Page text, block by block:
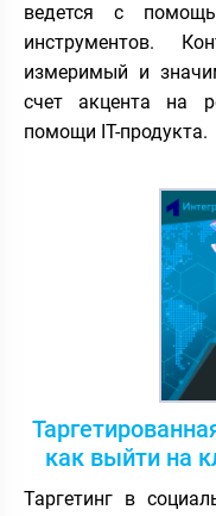
ведется с
инструментов.
измеримый и
счет акцента на
помощи IT-продукта.
как выйти на
Таргетинг в